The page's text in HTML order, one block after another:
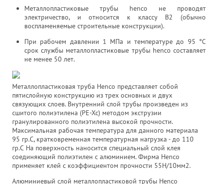
Металлопластиковые трубы henco не проводят
электричество, и относится к классу В2 (обычно
воспламеняемые строительные конструкции).
При рабочем давлении 1 МПа и температуре до 95 °С
срок службы металлопластиковые трубы henco составляет
не менее 50 лет.
Металлопластиковая труба Henco представляет собой
пятислойную конструкцию из трех основных и двух
связующих слоев. Внутренний слой трубы произведен из
сшитого полиэтилена (PE-Xc) методом экструзии
гранулированного полиэтилена высокой прочности.
Максимальная рабочая температура для данного материала
95 гр.С, кратковременная температурная нагрузка - до 110
гр.С На поверхность наносится специальный слой клея
соединяющий полиэтилен с алюминием. Фирма Henco
применяет клей с коэффициентом прочности 55Н/10мм2.
Алюминиевый слой металлопластиковой трубы Henco